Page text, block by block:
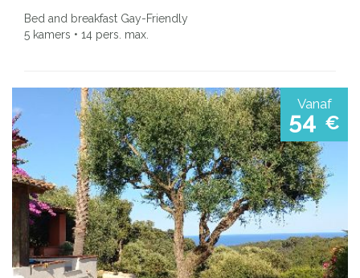
Bed and breakfast Gay-Friendly
5 kamers • 14 pers. max.
Vanaf
54 €